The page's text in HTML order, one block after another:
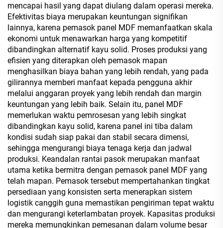
mencapai hasil yang dapat diulang dalam operasi mereka.
Efektivitas biaya merupakan keuntungan signifikan
lainnya, karena pemasok panel MDF memanfaatkan skala
ekonomi untuk menawarkan harga yang kompetitif
dibandingkan alternatif kayu solid. Proses produksi yang
efisien yang diterapkan oleh pemasok mapan
menghasilkan biaya bahan yang lebih rendah, yang pada
gilirannya memberi manfaat kepada pengguna akhir
melalui anggaran proyek yang lebih rendah dan margin
keuntungan yang lebih baik. Selain itu, panel MDF
memerlukan waktu pemrosesan yang lebih singkat
dibandingkan kayu solid, karena panel ini tiba dalam
kondisi sudah siap pakai dan stabil secara dimensi,
sehingga mengurangi biaya tenaga kerja dan jadwal
produksi. Keandalan rantai pasok merupakan manfaat
utama ketika bermitra dengan pemasok panel MDF yang
telah mapan. Pemasok tersebut mempertahankan tingkat
persediaan yang konsisten serta menerapkan sistem
logistik canggih guna memastikan pengiriman tepat waktu
dan mengurangi keterlambatan proyek. Kapasitas produksi
mereka memungkinkan pemesanan dalam volume besar